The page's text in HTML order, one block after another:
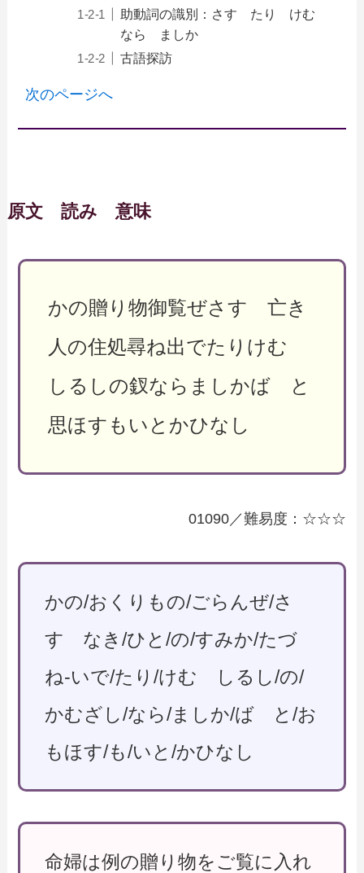
助動詞の識別：さす たり けむ
なら ましか
古語探訪
次のページへ
原文 読み 意味
かの贈り物御覧ぜさす 亡き
人の住処尋ね出でたりけむ
しるしの釵ならましかば と
思ほすもいとかひなし
01090／難易度：☆☆☆
かの/おくりもの/ごらんぜ/さ
す なき/ひと/の/すみか/たづ
ね-いで/たり/けむ しるし/の/
かむざし/なら/ましか/ば と/お
もほす/も/いと/かひなし
命婦は例の贈り物をご覧に入れ